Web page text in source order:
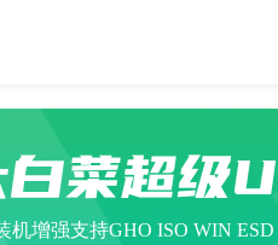
菜超级
机增强支持GHO ISO WIN